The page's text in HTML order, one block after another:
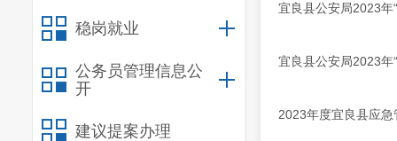
稳岗就业
公务员管理信息公
开
建议提案办理
宜良县公安局2023年
宜良县公安局2023年
2023年度宜良县应急